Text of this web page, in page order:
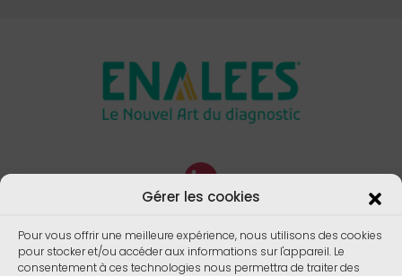
Gérer les cookies
Pour vous offrir une meilleure expérience, nous utilisons des cookies
pour stocker et/ou accéder aux informations sur l'appareil. Le
consentement à ces technologies nous permettra de traiter des